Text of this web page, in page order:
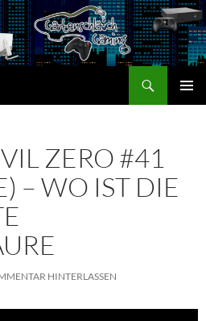
ZERO #41
– WO IST DIE
HINTERLASSEN